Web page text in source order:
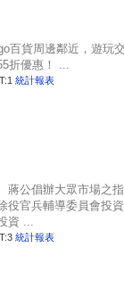
百貨周邊鄰近，遊玩
折優惠！ ...
統計報表
公倡辦大眾市場之指
役官兵輔導委員會投資
資 ...
統計報表